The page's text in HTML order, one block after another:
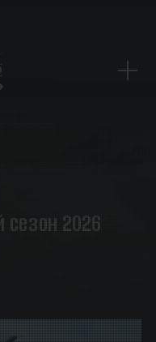
сезон 2026